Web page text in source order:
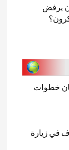
يرفض
خطوات
في زيارة